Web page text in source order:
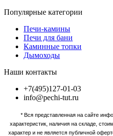
Популярные категории
Печи-камины
Печи для бани
Каминные топки
Дымоходы
Наши контакты
+7(495)127-01-03
info@pechi-tut.ru
* Вся представленная на сайте
характеристик, наличия на складе,
характер и не является публичной